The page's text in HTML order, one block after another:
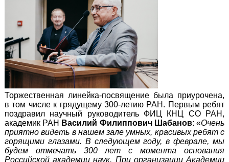
Торжественная линейка-посвящение была приурочена,
в том числе к грядущему 300-летию РАН. Первым ребят
поздравил научный руководитель ФИЦ КНЦ СО РАН,
академик РАН Василий Филиппович Шабанов: «Очень
приятно видеть в нашем зале умных, красивых ребят с
горящими глазами. В следующем году, в феврале, мы
будем отмечать 300 лет с момента основания
Российской академии наук. При организации Академии